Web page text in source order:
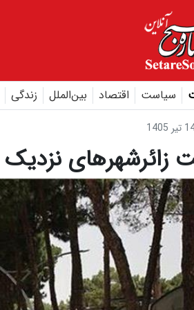
سیاست اقتصاد بین‌الملل زندگی
زائرشهرهای